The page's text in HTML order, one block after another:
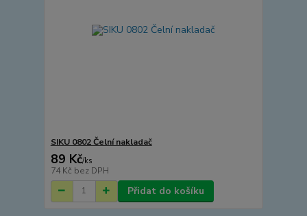
SIKU 0802 Čelní nakladač
89 Kč/ks
74 Kč bez DPH
Přidat do košíku